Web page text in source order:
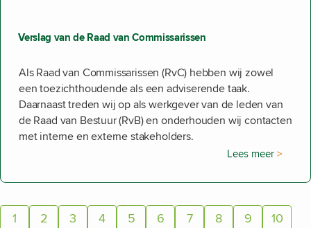
Verslag van de Raad van Commissarissen
Als Raad van Commissarissen (RvC) hebben wij zowel
een toezichthoudende als een adviserende taak.
Daarnaast treden wij op als werkgever van de leden van
de Raad van Bestuur (RvB) en onderhouden wij contacten
met interne en externe stakeholders.
Lees meer
Pagina:
1 2 3 4 5 6 7 8 9
10